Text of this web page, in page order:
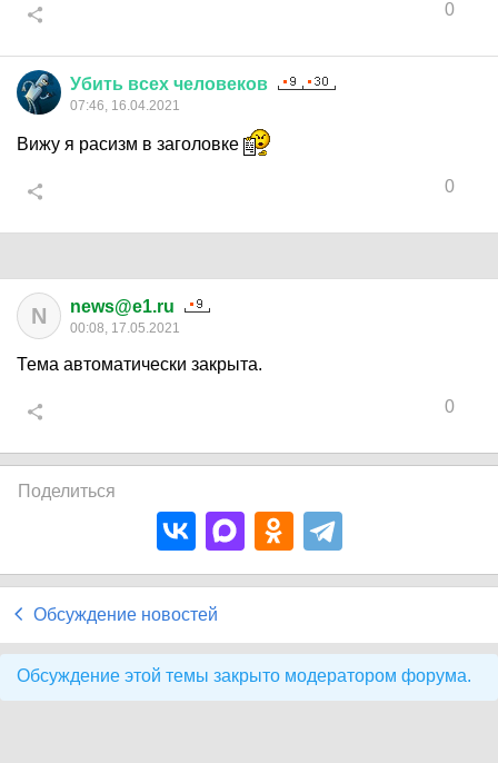
0
Убить всех человеков
07:46, 16.04.2021
Вижу я расизм в заголовке
0
N news@e1.ru
00:08, 17.05.2021
Тема автоматически закрыта.
0
Поделиться
Обсуждение новостей
Обсуждение этой темы закрыто модератором форума.